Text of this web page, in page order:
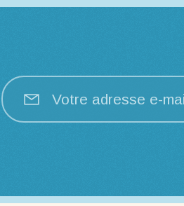
Votre adresse e-